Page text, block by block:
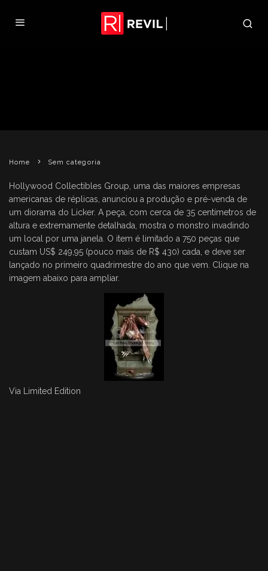
Home
Sem categoria
Hollywood Collectibles Group, uma das maiores empresas
americanas de réplicas, anunciou a produção e pré-venda de
um diorama do Licker. A peça, com cerca de 35 centímetros de
altura e extremamente detalhada, mostra o monstro invadindo
um local por uma janela. O item é limitado a 750 peças que
custam US$ 249,95 (pouco mais de R$ 430) cada, e deve ser
lançado no primeiro quadrimestre do ano que vem. Clique na
imagem abaixo para ampliar.
Via Limited Edition